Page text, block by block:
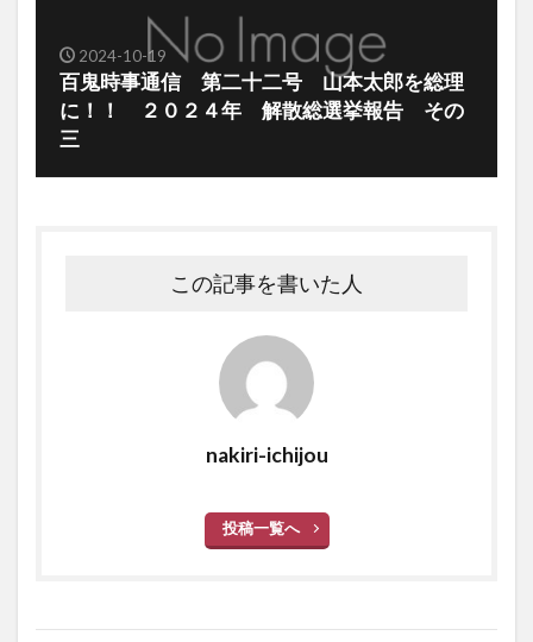
2024-10-19
百鬼時事通信 第二十二号 山本太郎を総理
に！！ ２０２４年 解散総選挙報告 その
三
この記事を書いた人
nakiri-ichijou
投稿一覧へ